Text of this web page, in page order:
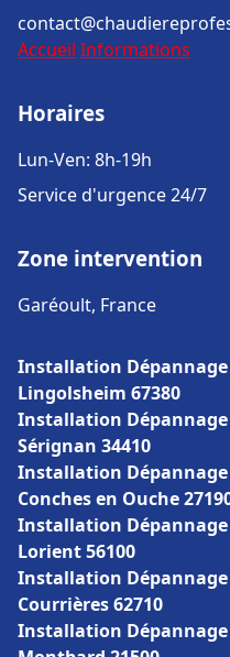
Accueil Informations
Horaires
Lun-Ven: 8h-19h
Service d'urgence 24/7
Zone intervention
Garéoult, France
Installation
Lingolsheim 67380
Installation
Sérignan 34410
Installation
Conches en Ouche
Installation
Lorient 56100
Installation
Courrières 62710
Installation